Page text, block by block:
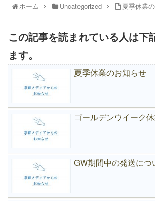
ホーム Uncategorized 夏季休業
この記事を読まれている人は下
ます。
夏季休業のお知らせ
ゴールデンウイーク
GW期間中の発送につ